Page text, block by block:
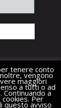
tenere conto
vengono
maggiori
a tutti o ad
Continuando a
cookies. Per
questo avviso